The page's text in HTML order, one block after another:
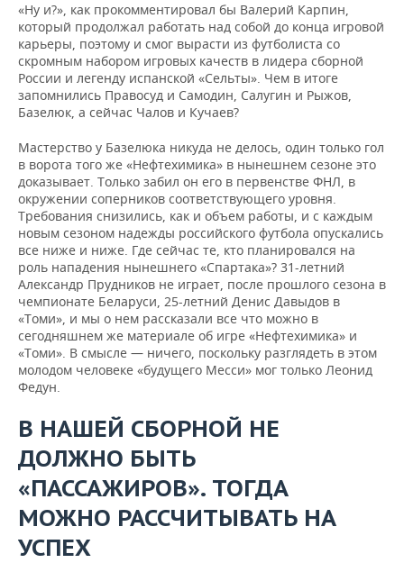
«Ну и?», как прокомментировал бы Валерий Карпин,
который продолжал работать над собой до конца игровой
карьеры, поэтому и смог вырасти из футболиста со
скромным набором игровых качеств в лидера сборной
России и легенду испанской «Сельты». Чем в итоге
запомнились Правосуд и Самодин, Салугин и Рыжов,
Базелюк, а сейчас Чалов и Кучаев?
Мастерство у Базелюка никуда не делось, один только гол
в ворота того же «Нефтехимика» в нынешнем сезоне это
доказывает. Только забил он его в первенстве ФНЛ, в
окружении соперников соответствующего уровня.
Требования снизились, как и объем работы, и с каждым
новым сезоном надежды российского футбола опускались
все ниже и ниже. Где сейчас те, кто планировался на
роль нападения нынешнего «Спартака»? 31-летний
Александр Прудников не играет, после прошлого сезона в
чемпионате Беларуси, 25-летний Денис Давыдов в
«Томи», и мы о нем рассказали все что можно в
cегодняшнем же материале об игре «Нефтехимика» и
«Томи». В смысле — ничего, поскольку разглядеть в этом
молодом человеке «будущего Месси» мог только Леонид
Федун.
В НАШЕЙ СБОРНОЙ НЕ
ДОЛЖНО БЫТЬ
«ПАССАЖИРОВ». ТОГДА
МОЖНО РАССЧИТЫВАТЬ НА
УСПЕХ